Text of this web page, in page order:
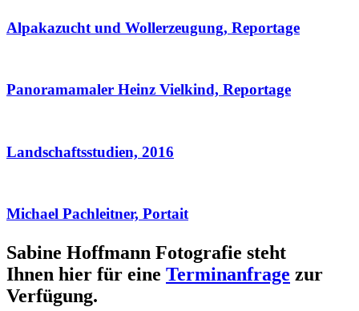
Alpakazucht und Wollerzeugung, Reportage
Panoramamaler Heinz Vielkind, Reportage
Landschaftsstudien, 2016
Michael Pachleitner, Portait
Sabine Hoffmann Fotografie steht
Ihnen hier für eine Terminanfrage zur
Verfügung.